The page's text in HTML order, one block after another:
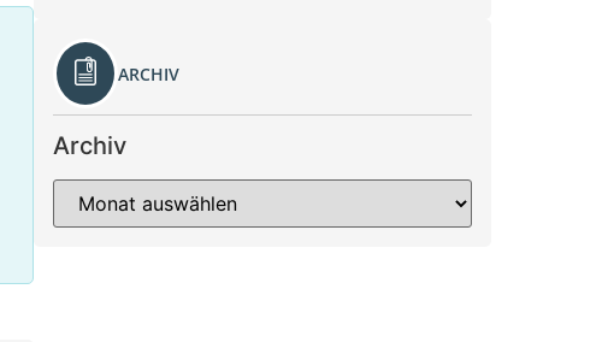
ARCHIV
Archiv